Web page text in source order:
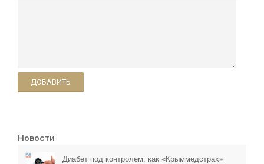
ДОБАВИТЬ
Новости
Диабет под контролем: как «Крыммедстрах»